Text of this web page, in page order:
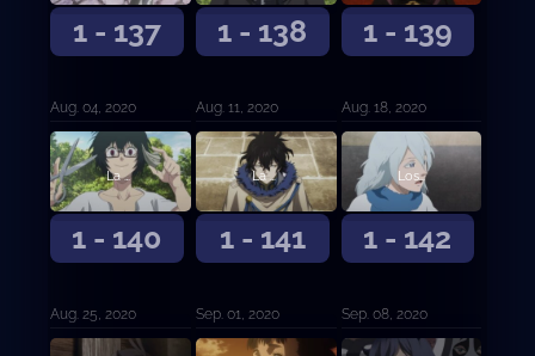
1 - 137
Aug. 04, 2020
1 - 138
Aug. 11, 2020
1 - 139
Aug. 18, 2020
1 - 140
La petición de Julius
Aug. 25, 2020
1 - 141
La familia dorada
Sep. 01, 2020
1 - 142
Los que se quedaron atrás
Sep. 08, 2020